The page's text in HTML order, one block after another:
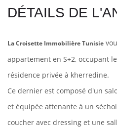
DÉTAILS DE
La Croisette Immobilière Tunisie
appartement en S+2, occupant
résidence privée à kherredine.
Ce dernier est composé d'un
et équipée attenante à un
coucher avec dressing et une